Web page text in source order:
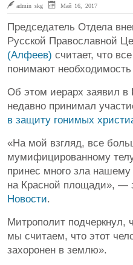
admin skg Май 16, 2017
Председатель Отдела
Русской Православной
(Алфеев) считает, что
понимают
Об этом иерарх заявил в
недавно принимал
в защиту гонимых
«На мой взгляд, все
мумифицированному
принес много зла
на Красной площади», —
Новости.
Митрополит подчеркнул,
мы считаем, что этот
захоронен в землю».